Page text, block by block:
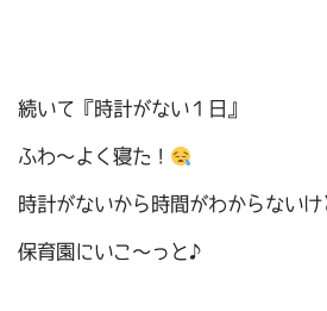
続いて『時計がない１日』
ふわ～よく寝た！
時計がないから時間がわからないけ
保育園にいこ～っと♪